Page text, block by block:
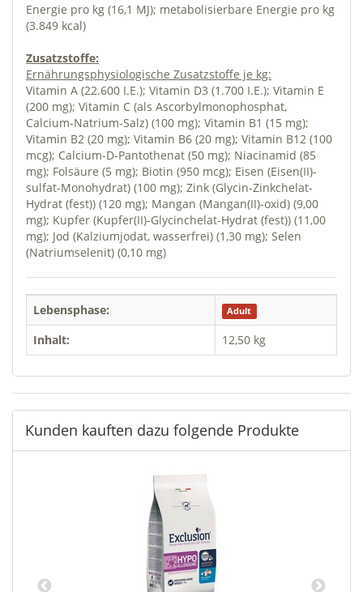
Energie pro kg (16,1 MJ); metabolisierbare Energie pro kg
(3.849 kcal)
Zusatzstoffe:
Ernährungsphysiologische Zusatzstoffe je kg:
Vitamin A (22.600 I.E.); Vitamin D3 (1.700 I.E.); Vitamin E
(200 mg); Vitamin C (als Ascorbylmonophosphat,
Calcium-Natrium-Salz) (100 mg); Vitamin B1 (15 mg);
Vitamin B2 (20 mg); Vitamin B6 (20 mg); Vitamin B12 (100
mcg); Calcium-D-Pantothenat (50 mg); Niacinamid (85
mg); Folsäure (5 mg); Biotin (950 mcg); Eisen (Eisen(II)-
sulfat-Monohydrat) (100 mg); Zink (Glycin-Zinkchelat-
Hydrat (fest)) (120 mg); Mangan (Mangan(II)-oxid) (9,00
mg); Kupfer (Kupfer(II)-Glycinchelat-Hydrat (fest)) (11,00
mg); Jod (Kalziumjodat, wasserfrei) (1,30 mg); Selen
(Natriumselenit) (0,10 mg)
Lebensphase: Adult
Inhalt: 12,50 kg
Kunden kauften dazu folgende Produkte